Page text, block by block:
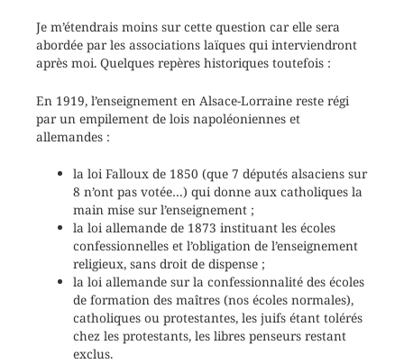
Je m’étendrais moins sur cette question car elle sera
abordée par les associations laïques qui interviendront
après moi. Quelques repères historiques toutefois :
En 1919, l’enseignement en Alsace-Lorraine reste régi
par un empilement de lois napoléoniennes et
allemandes :
la loi Falloux de 1850 (que 7 députés alsaciens sur
8 n’ont pas votée…) qui donne aux catholiques la
main mise sur l’enseignement ;
la loi allemande de 1873 instituant les écoles
confessionnelles et l’obligation de l’enseignement
religieux, sans droit de dispense ;
la loi allemande sur la confessionnalité des écoles
de formation des maîtres (nos écoles normales),
catholiques ou protestantes, les juifs étant tolérés
chez les protestants, les libres penseurs restant
exclus.